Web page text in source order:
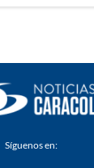
Síguenos en: